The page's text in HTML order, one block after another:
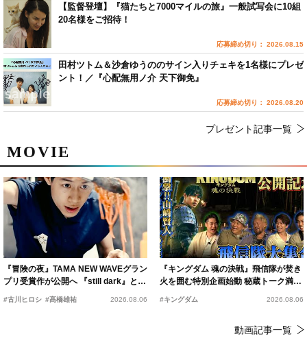
MOVIE
『冒険の夜』TAMA NEW WAVEグラン
プリ受賞作が公開へ 『still dark』と同
#古川ヒロシ #髙橋雄祐 2026.08.06
『キングダム 魂の決戦』飛信隊が焚き
火を囲む特別企画始動 秘蔵トーク満載
#キングダム 2026.08.06
動画記事一覧
【監督登壇】『猫たちと7000マイルの旅』一般試写会に10組
20名様をご招待！
応募締め切り： 2026.08.15
田村ツトム＆沙倉ゆうののサイン入りチェキを1名様にプレゼ
ント！／『心配無用ノ介 天下御免』
応募締め切り： 2026.08.20
プレゼント記事一覧